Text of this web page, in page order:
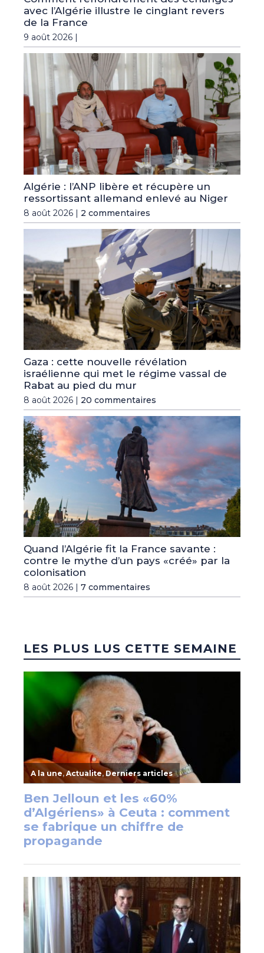
avec l’Algérie illustre le cinglant revers
de la France
9 août 2026 |
Algérie : l’ANP libère et récupère un
ressortissant allemand enlevé au Niger
8 août 2026 | 2 commentaires
Gaza : cette nouvelle révélation
israélienne qui met le régime vassal de
Rabat au pied du mur
8 août 2026 | 20 commentaires
Quand l’Algérie fit la France savante :
contre le mythe d’un pays «créé» par la
colonisation
8 août 2026 | 7 commentaires
LES PLUS LUS CETTE SEMAINE